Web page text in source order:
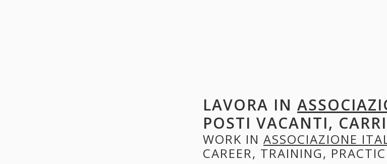
LAVORA IN
POSTI VACANTI,
WORK IN ASSOCIAZIONE
CAREER, TRAINING,